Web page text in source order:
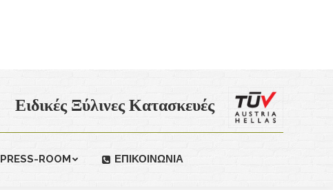
Ειδικές Ξύλινες Κατασκευές
PRESS-ROOM ΕΠΙΚΟΙΝΩΝΙΑ